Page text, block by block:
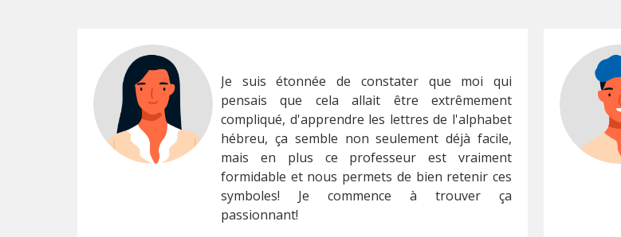
Je suis étonnée de constater que moi qui
pensais que cela allait être extrêmement
compliqué, d'apprendre les lettres de l'alphabet
hébreu, ça semble non seulement déjà facile,
mais en plus ce professeur est vraiment
formidable et nous permets de bien retenir ces
symboles! Je commence à trouver ça
passionnant!